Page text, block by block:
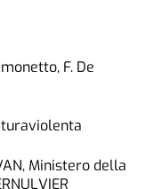
F. De
Ministero della